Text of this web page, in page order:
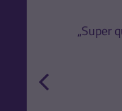
„Super